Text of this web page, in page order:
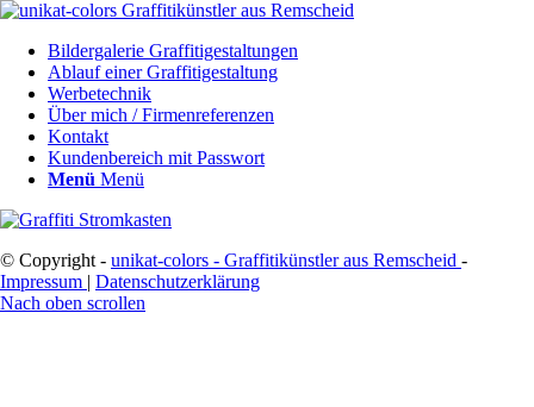
Bildergalerie Graffitigestaltungen
Ablauf einer Graffitigestaltung
Werbetechnik
Über mich / Firmenreferenzen
Kontakt
Kundenbereich mit Passwort
Menü Menü
© Copyright - unikat-colors - Graffitikünstler aus Remscheid -
Impressum | Datenschutzerklärung
Nach oben scrollen